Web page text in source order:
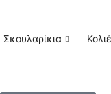
Σκουλαρίκια Κολιέ